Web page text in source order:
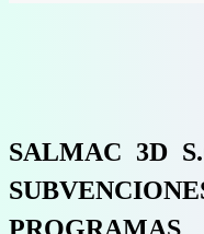
SALMAC 3D